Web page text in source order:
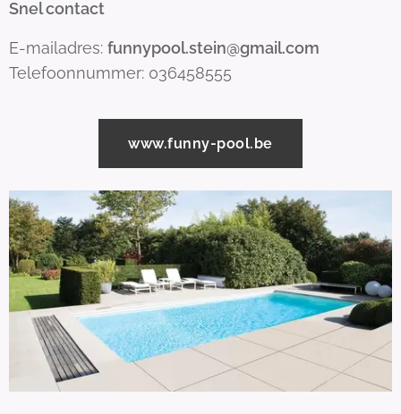
Snel contact
E-mailadres: funnypool.stein@gmail.com
Telefoonnummer: 036458555
www.funny-pool.be